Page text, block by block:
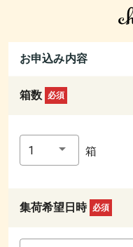
お申込み内容
箱数 必須
1 箱
集荷希望日時 必須